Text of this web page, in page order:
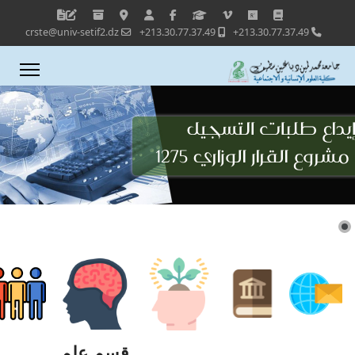
213.30.77.37.49+
213.30.77.37.49+
crste@univ-setif2.dz